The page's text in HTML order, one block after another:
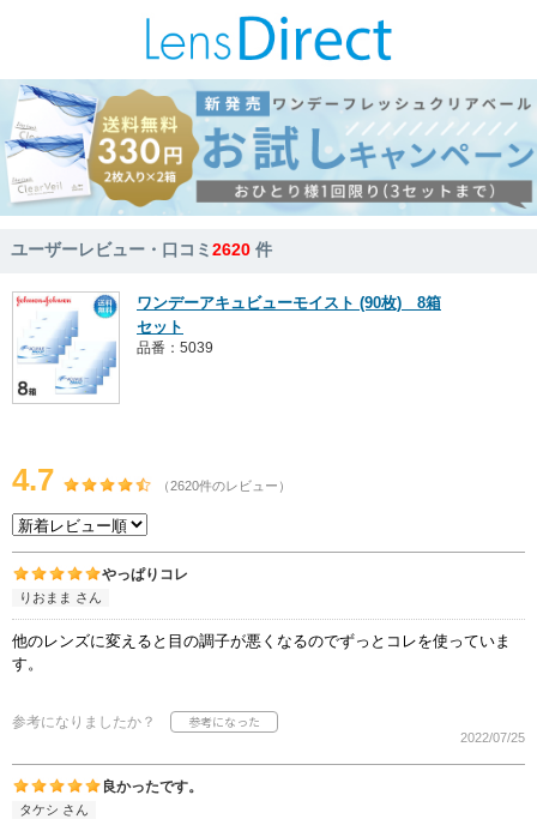
ユーザーレビュー・口コミ2620 件
ワンデーアキュビューモイスト (90枚) 8箱
セット
品番：5039
4.7 （2620件のレビュー）
やっぱりコレ
りおまま さん
他のレンズに変えると目の調子が悪くなるのでずっとコレを使っていま
す。
参考になりましたか？
2022/07/25
良かったです。
タケシ さん